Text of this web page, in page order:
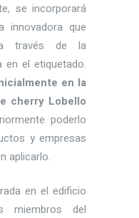
se incorporará
innovadora que
través de la
en el etiquetado.
en la
cherry Lobello
poderlo
y empresas
aplicarlo.
en el edificio
miembros del